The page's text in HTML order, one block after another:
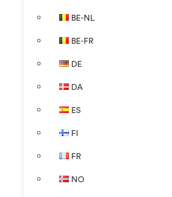
BE-NL
BE-FR
DE
DA
ES
FI
FR
NO